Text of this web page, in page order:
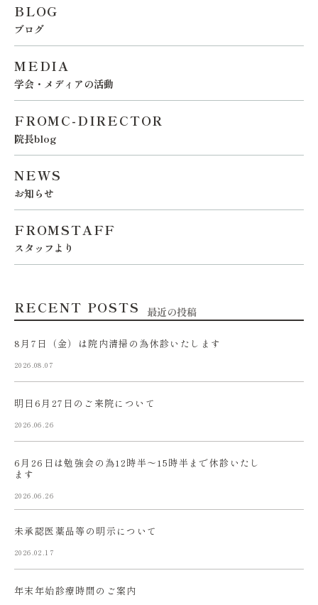
BLOG
ブログ
MEDIA
学会・メディアの活動
FROMC-DIRECTOR
院長blog
NEWS
お知らせ
FROMSTAFF
スタッフより
RECENT POSTS 最近の投稿
8月7日（金）は院内清掃の為休診いたします
2026.08.07
明日6月27日のご来院について
2026.06.26
6月26日は勉強会の為12時半〜15時半まで休診いたし
ます
2026.06.26
未承認医薬品等の明示について
2026.02.17
年末年始診療時間のご案内